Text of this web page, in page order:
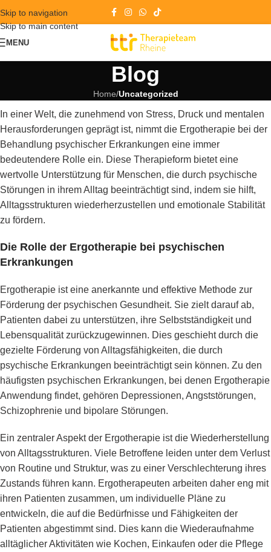
Skip to navigation
Skip to main content
MENU
Blog
Home/Uncategorized
In einer Welt, die zunehmend von Stress, Druck und mentalen
Herausforderungen geprägt ist, nimmt die Ergotherapie bei der
Behandlung psychischer Erkrankungen eine immer
bedeutendere Rolle ein. Diese Therapieform bietet eine
wertvolle Unterstützung für Menschen, die durch psychische
Störungen in ihrem Alltag beeinträchtigt sind, indem sie hilft,
Alltagsstrukturen wiederherzustellen und emotionale Stabilität
zu fördern.
Die Rolle der Ergotherapie bei psychischen
Erkrankungen
Ergotherapie ist eine anerkannte und effektive Methode zur
Förderung der psychischen Gesundheit. Sie zielt darauf ab,
Patienten dabei zu unterstützen, ihre Selbstständigkeit und
Lebensqualität zurückzugewinnen. Dies geschieht durch die
gezielte Förderung von Alltagsfähigkeiten, die durch
psychische Erkrankungen beeinträchtigt sein können. Zu den
häufigsten psychischen Erkrankungen, bei denen Ergotherapie
Anwendung findet, gehören Depressionen, Angststörungen,
Schizophrenie und bipolare Störungen.
Ein zentraler Aspekt der Ergotherapie ist die Wiederherstellung
von Alltagsstrukturen. Viele Betroffene leiden unter dem Verlust
von Routine und Struktur, was zu einer Verschlechterung ihres
Zustands führen kann. Ergotherapeuten arbeiten daher eng mit
ihren Patienten zusammen, um individuelle Pläne zu
entwickeln, die auf die Bedürfnisse und Fähigkeiten der
Patienten abgestimmt sind. Dies kann die Wiederaufnahme
alltäglicher Aktivitäten wie Kochen, Einkaufen oder die Pflege